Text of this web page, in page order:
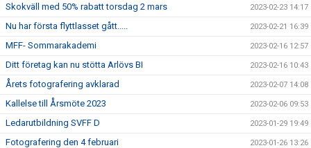
Skokväll med 50% rabatt torsdag 2 mars 2023-02-23 14:17
Nu har första flyttlasset gått..... 2023-02-21 16:39
MFF- Sommarakademi 2023-02-16 12:57
Ditt företag kan nu stötta Arlövs BI 2023-02-16 10:43
Årets fotografering avklarad 2023-02-07 14:08
Kallelse till Årsmöte 2023 2023-02-06 09:53
Ledarutbildning SVFF D 2023-01-29 19:49
Fotografering den 4 februari 2023-01-26 13:26